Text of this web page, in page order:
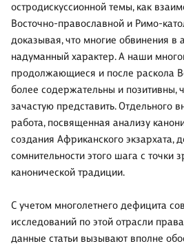
остродискуссионной темы, как
Восточно-православной и Римо-
доказывая, что многие обвинения в
надуманный характер. А наши
продолжающиеся и после раскола
более содержательны и позитивны,
зачастую представить. Отдельного
работа, посвященная анализу
создания Африканского экзархата,
сомнительности этого шага с точки
канонической традиции.
С учетом многолетнего дефицита
исследований по этой отрасли
данные статьи вызывают вполне